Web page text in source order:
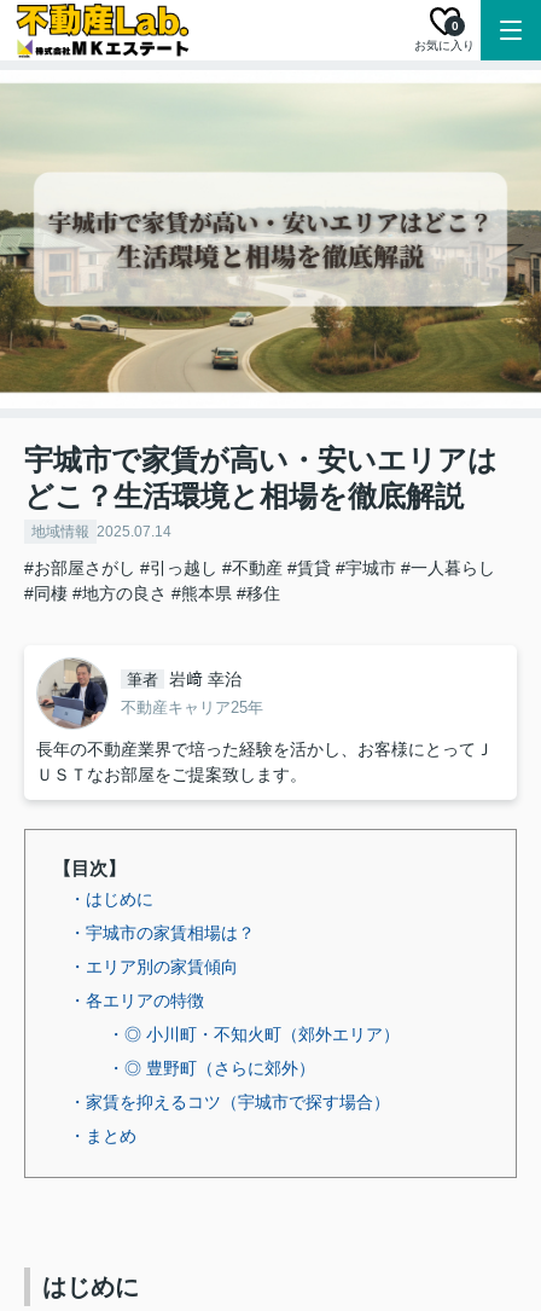
お気に入り
0
宇城市で家賃が高い・安いエリアは
どこ？生活環境と相場を徹底解説
地域情報 2025.07.14
#お部屋さがし #引っ越し #不動産 #賃貸 #宇城市 #一人暮らし
#同棲 #地方の良さ #熊本県 #移住
筆者 岩﨑 幸治
不動産キャリア25年
長年の不動産業界で培った経験を活かし、お客様にとってＪ
ＵＳＴなお部屋をご提案致します。
【目次】
・はじめに
・宇城市の家賃相場は？
・エリア別の家賃傾向
・各エリアの特徴
・◎ 小川町・不知火町（郊外エリア）
・◎ 豊野町（さらに郊外）
・家賃を抑えるコツ（宇城市で探す場合）
・まとめ
はじめに